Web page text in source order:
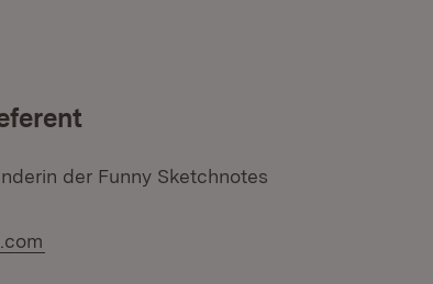
der Funny Sketchnotes